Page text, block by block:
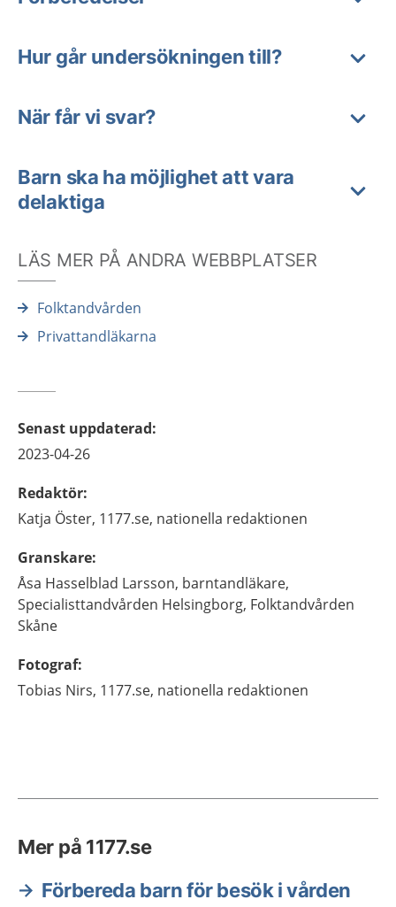
Hur går undersökningen till?
När får vi svar?
Barn ska ha möjlighet att vara
delaktiga
LÄS MER PÅ ANDRA WEBBPLATSER
Folktandvården
Privattandläkarna
Senast uppdaterad:
2023-04-26
Redaktör:
Katja Öster, 1177.se, nationella redaktionen
Granskare:
Åsa Hasselblad Larsson, barntandläkare,
Specialisttandvården Helsingborg, Folktandvården
Skåne
Fotograf:
Tobias Nirs, 1177.se, nationella redaktionen
Mer på 1177.se
Förbereda barn för besök i vården